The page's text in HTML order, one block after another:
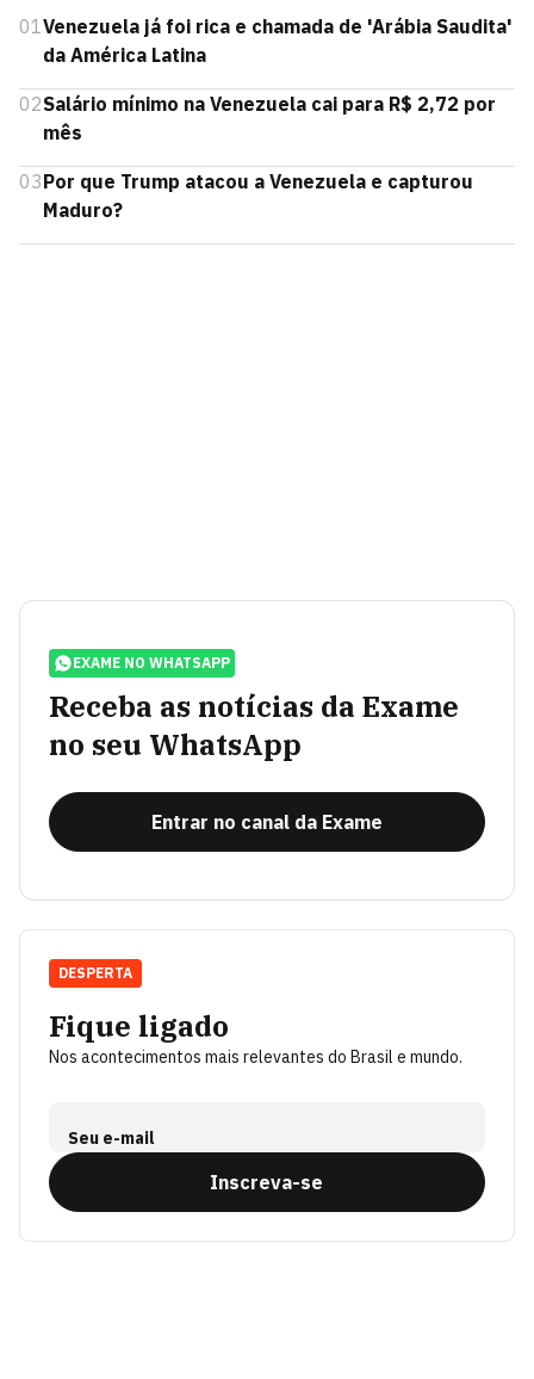
01Venezuela já foi rica e chamada de 'Arábia Saudita'
da América Latina
02Salário mínimo na Venezuela cai para R$ 2,72 por
mês
03Por que Trump atacou a Venezuela e capturou
Maduro?
EXAME NO WHATSAPP
Receba as notícias da Exame
no seu WhatsApp
Entrar no canal da Exame
Fique ligado
Nos acontecimentos mais relevantes do Brasil e mundo.
Seu e-mail
Inscreva-se
DESPERTA